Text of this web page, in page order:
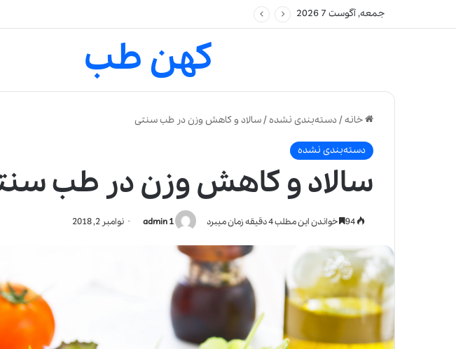
جمعه, آگوست 7 2026
کهن طب
خانه/دسته‌بندی نشده/سالاد و کاهش وزن در طب سنتی
دسته‌بندی نشده
سالاد و کاهش وزن در طب
admin 1 نوامبر 2, 2018 خواندن این مطلب 4 دقیقه زمان میبرد